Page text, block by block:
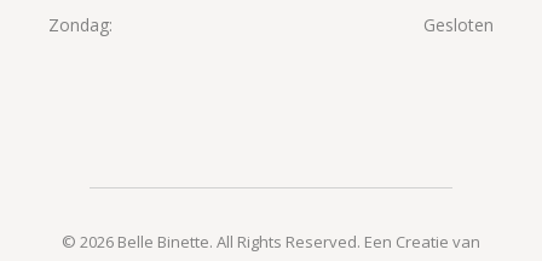
Zondag
Gesloten
© 2026 Belle Binette. All Rights Reserved. Een Creatie van